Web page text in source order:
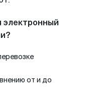
электронный
от и до